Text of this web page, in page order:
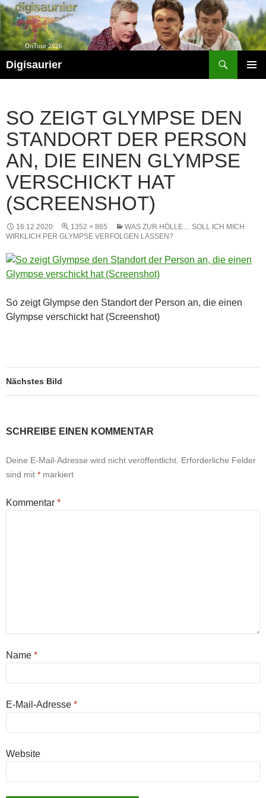
Zum
Inhalt
springen
Digisaurier
SO ZEIGT GLYMPSE DEN
STANDORT DER PERSON
AN, DIE EINEN GLYMPSE
VERSCHICKT HAT
(SCREENSHOT)
16.12.2020 1352 × 865
WAS ZUR HÖLLE… SOLL ICH MICH
WIRKLICH PER GLYMPSE VERFOLGEN LASSEN?
So zeigt Glympse den Standort der Person an, die einen
Glympse verschickt hat (Screenshot)
Nächstes Bild
SCHREIBE EINEN KOMMENTAR
Deine E-Mail-Adresse wird nicht veröffentlicht. Erforderliche Felder
sind mit * markiert
Kommentar *
Name *
E-Mail-Adresse *
Website